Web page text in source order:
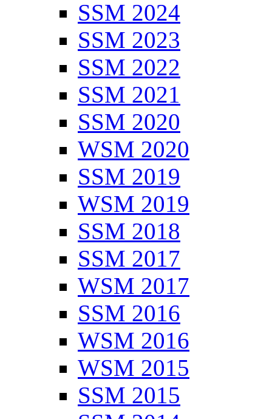
SSM 2024
SSM 2023
SSM 2022
SSM 2021
SSM 2020
WSM 2020
SSM 2019
WSM 2019
SSM 2018
SSM 2017
WSM 2017
SSM 2016
WSM 2016
WSM 2015
SSM 2015